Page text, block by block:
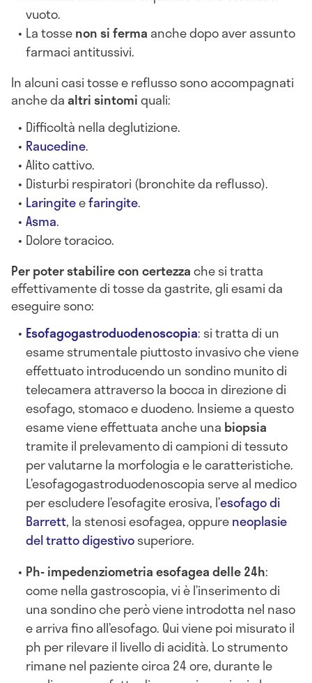
vuoto.
La tossenon si ferma anche dopo aver assunto
farmaci antitussivi.
In alcuni casi tosse e reflusso sono accompagnati
anche daaltri sintomiquali:
Difficoltà nella deglutizione.
Raucedine.
Alito cattivo.
Disturbi respiratori (bronchite da reflusso).
Laringiteefaringite.
Asma.
Dolore toracico.
Perpoter stabilire con certezzache si tratta
effettivamente di tosse da gastrite, gli esami da
eseguire sono:
Esofagogastroduodenoscopia: si tratta di un
esame strumentale piuttosto invasivo che viene
effettuato introducendo un sondino munito di
telecamera attraverso la bocca in direzione di
esofago, stomaco e duodeno. Insieme a questo
esame viene effettuata anche una biopsia
tramite il prelevamento di campioni di tessuto
per valutarne la morfologia e le caratteristiche.
L’esofagogastroduodenoscopia serve al medico
per escludere l’esofagite erosiva, l’esofago di
Barrett, la stenosi esofagea, oppureneoplasie
del tratto digestivosuperiore.
Ph- impedenziometria esofagea delle 24h:
come nella gastroscopia, vi è l’inserimento di
una sondino che però viene introdotta nel naso
e arriva fino all’esofago. Qui viene poi misurato il
ph per rilevare il livello di acidità. Lo strumento
rimane nel paziente circa 24 ore, durante le